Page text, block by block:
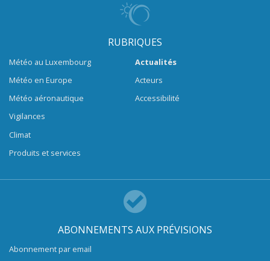
RUBRIQUES
Météo au Luxembourg
Météo en Europe
Météo aéronautique
Vigilances
Climat
Produits et services
Actualités
Acteurs
Accessibilité
ABONNEMENTS AUX PRÉVISIONS
Abonnement par email